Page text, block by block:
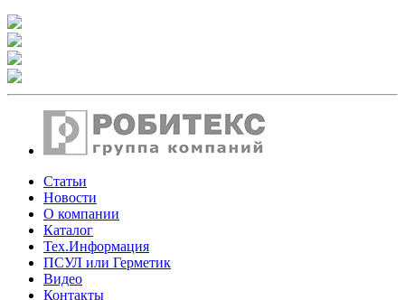
Статьи
Новости
О компании
Каталог
Тех.Информация
ПСУЛ или Герметик
Видео
Контакты